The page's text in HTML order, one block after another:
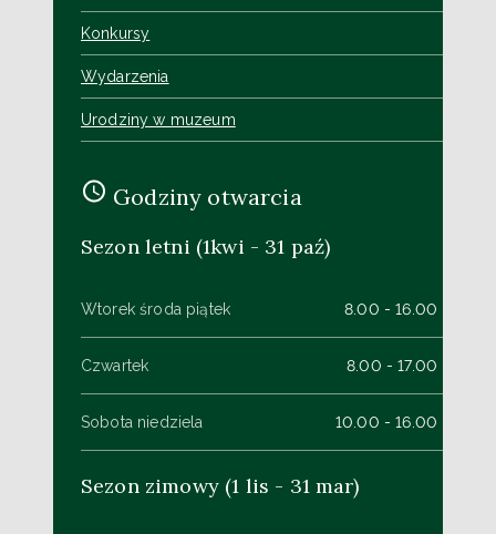
Konkursy
Wydarzenia
Urodziny w muzeum
Godziny otwarcia
Sezon letni (1kwi - 31 paź)
Wtorek środa piątek 8.00 - 16.00
Czwartek 8.00 - 17.00
Sobota niedziela 10.00 - 16.00
Sezon zimowy (1 lis - 31 mar)